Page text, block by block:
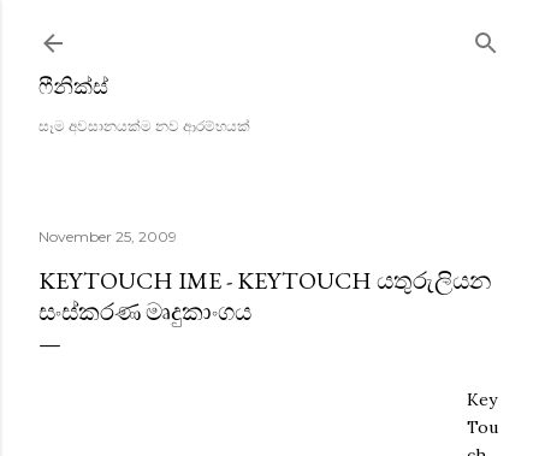
ෆීනික්ස්
සෑම අවසානයක්ම නව ආරම්භයක්
November 25, 2009
KEYTOUCH IME - KEYTOUCH යතුරුලියන
සංස්කරණ මෘදුකාංගය
Key
Tou